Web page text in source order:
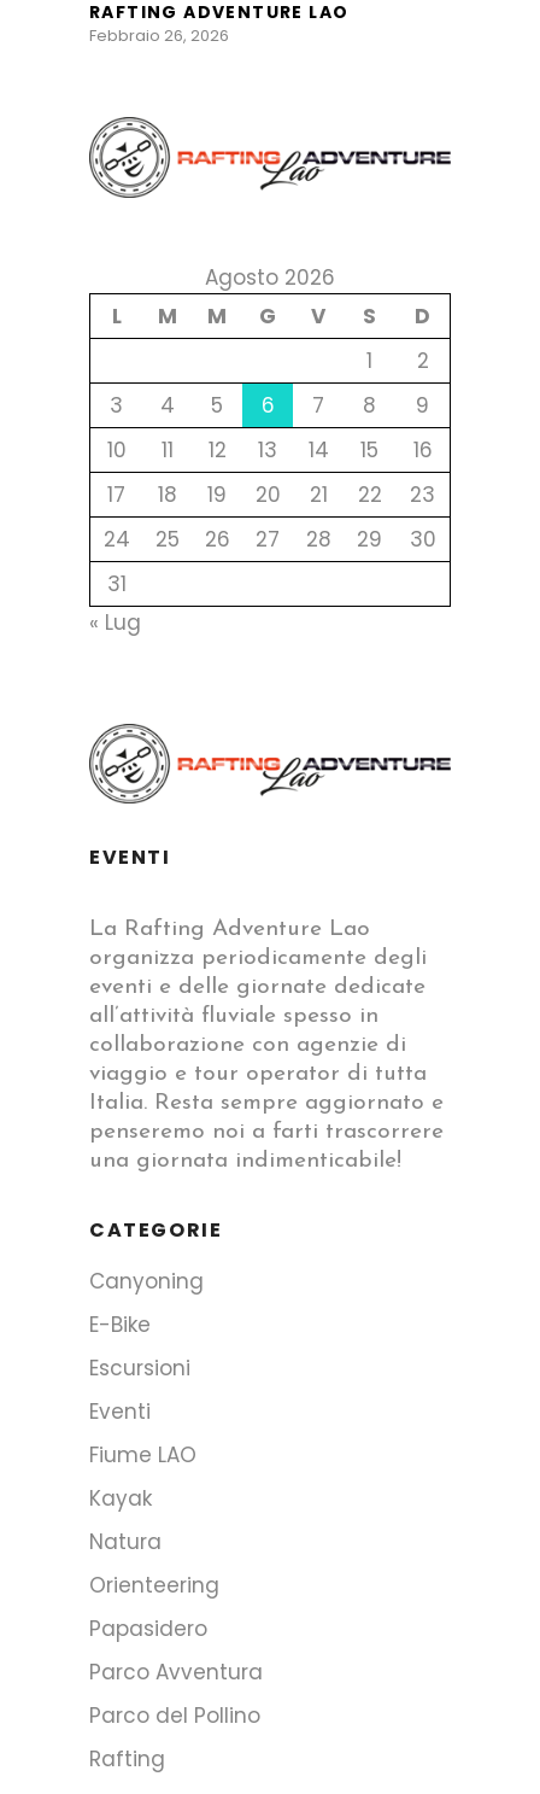
RAFTING ADVENTURE LAO
Febbraio 26, 2026
Agosto 2026
L
M M G V S
D
1
2
3
4 5 6 7 8
9
10
11 12 13 14 15
16
17
18 19 20 21 22
23
24
25 26 27 28 29
30
31
« Lug
EVENTI
La Rafting Adventure Lao
organizza periodicamente degli
eventi e delle giornate dedicate
all’attività fluviale spesso in
collaborazione con agenzie di
viaggio e tour operator di tutta
Italia. Resta sempre aggiornato e
penseremo noi a farti trascorrere
una giornata indimenticabile!
CATEGORIE
Canyoning
E-Bike
Escursioni
Eventi
Fiume LAO
Kayak
Natura
Orienteering
Papasidero
Parco Avventura
Parco del Pollino
Rafting